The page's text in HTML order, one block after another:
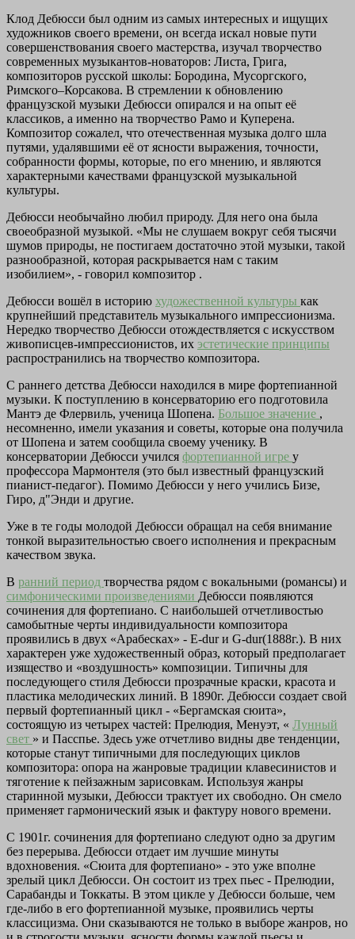
Клод Дебюсси был одним из самых интересных и ищущих
художников своего времени, он всегда искал новые пути
совершенствования своего мастерства, изучал творчество
современных музыкантов-новаторов: Листа, Грига,
композиторов русской школы: Бородина, Мусоргского,
Римского–Корсакова. В стремлении к обновлению
французской музыки Дебюсси опирался и на опыт её
классиков, а именно на творчество Рамо и Куперена.
Композитор сожалел, что отечественная музыка долго шла
путями, удалявшими её от ясности выражения, точности,
собранности формы, которые, по его мнению, и являются
характерными качествами французской музыкальной
культуры.
Дебюсси необычайно любил природу. Для него она была
своеобразной музыкой. «Мы не слушаем вокруг себя тысячи
шумов природы, не постигаем достаточно этой музыки, такой
разнообразной, которая раскрывается нам с таким
изобилием», - говорил композитор .
Дебюсси вошёл в историю художественной культуры как
крупнейший представитель музыкального импрессионизма.
Нередко творчество Дебюсси отождествляется с искусством
живописцев-импрессионистов, их эстетические принципы
распространились на творчество композитора.
С раннего детства Дебюсси находился в мире фортепианной
музыки. К поступлению в консерваторию его подготовила
Мантэ де Флервиль, ученица Шопена. Большое значение ,
несомненно, имели указания и советы, которые она получила
от Шопена и затем сообщила своему ученику. В
консерватории Дебюсси учился фортепианной игре у
профессора Мармонтеля (это был известный французский
пианист-педагог). Помимо Дебюсси у него учились Бизе,
Гиро, д"Энди и другие.
Уже в те годы молодой Дебюсси обращал на себя внимание
тонкой выразительностью своего исполнения и прекрасным
качеством звука.
В ранний период творчества рядом с вокальными (романсы) и
симфоническими произведениями Дебюсси появляются
сочинения для фортепиано. С наибольшей отчетливостью
самобытные черты индивидуальности композитора
проявились в двух «Арабесках» - E-dur и G-dur(1888г.). В них
характерен уже художественный образ, который предполагает
изящество и «воздушность» композиции. Типичны для
последующего стиля Дебюсси прозрачные краски, красота и
пластика мелодических линий. В 1890г. Дебюсси создает свой
первый фортепианный цикл - «Бергамская сюита»,
состоящую из четырех частей: Прелюдия, Менуэт, « Лунный
свет » и Пасспье. Здесь уже отчетливо видны две тенденции,
которые станут типичными для последующих циклов
композитора: опора на жанровые традиции клавесинистов и
тяготение к пейзажным зарисовкам. Используя жанры
старинной музыки, Дебюсси трактует их свободно. Он смело
применяет гармонический язык и фактуру нового времени.
С 1901г. сочинения для фортепиано следуют одно за другим
без перерыва. Дебюсси отдает им лучшие минуты
вдохновения. «Сюита для фортепиано» - это уже вполне
зрелый цикл Дебюсси. Он состоит из трех пьес - Прелюдии,
Сарабанды и Токкаты. В этом цикле у Дебюсси больше, чем
где-либо в его фортепианной музыке, проявились черты
классицизма. Они сказываются не только в выборе жанров, но